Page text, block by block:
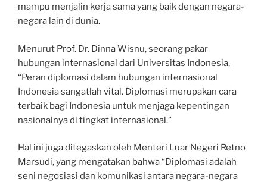
mampu menjalin kerja sama yang baik dengan negara-
negara lain di dunia.
Menurut Prof. Dr. Dinna Wisnu, seorang pakar
hubungan internasional dari Universitas Indonesia,
“Peran diplomasi dalam hubungan internasional
Indonesia sangatlah vital. Diplomasi merupakan cara
terbaik bagi Indonesia untuk menjaga kepentingan
nasionalnya di tingkat internasional.”
Hal ini juga ditegaskan oleh Menteri Luar Negeri Retno
Marsudi, yang mengatakan bahwa “Diplomasi adalah
seni negosiasi dan komunikasi antara negara-negara